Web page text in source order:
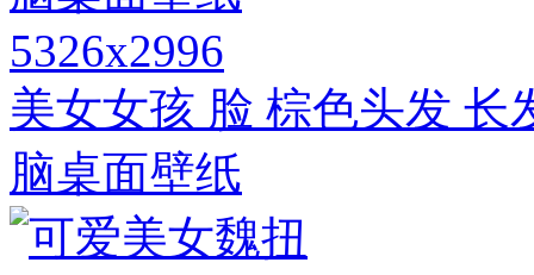
5326x2996
美女女孩 脸 棕色头发 长
脑桌面壁纸